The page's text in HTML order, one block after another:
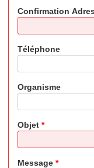
Confirmation
Téléphone
Organisme
Objet*
Message*